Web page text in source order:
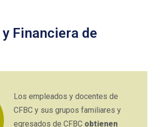
Financiera de
Los empleados y docentes de
CFBC y sus grupos familiares y
egresados de CFBCobtienen